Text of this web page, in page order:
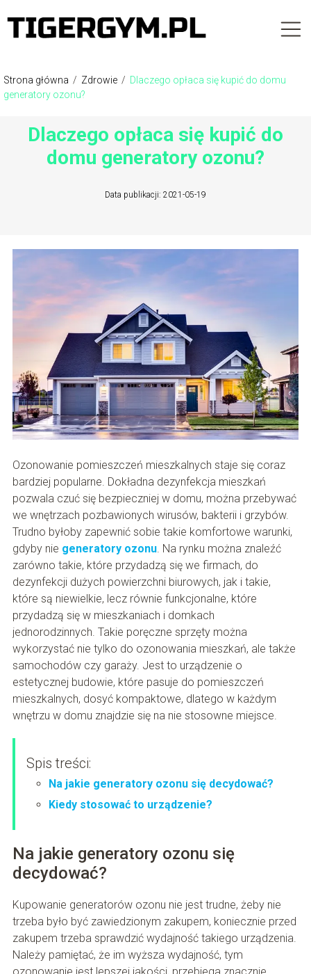
Strona główna / Zdrowie / Dlaczego opłaca się kupić do domu
generatory ozonu?
Dlaczego opłaca się kupić do
domu generatory ozonu?
Data publikacji: 2021-05-19
Ozonowanie pomieszczeń mieszkalnych staje się coraz
bardziej popularne. Dokładna dezynfekcja mieszkań
pozwala czuć się bezpieczniej w domu, można przebywać
we wnętrzach pozbawionych wirusów, bakterii i grzybów.
Trudno byłoby zapewnić sobie takie komfortowe warunki,
gdyby nie generatory ozonu. Na rynku można znaleźć
zarówno takie, które przydadzą się we firmach, do
dezynfekcji dużych powierzchni biurowych, jak i takie,
które są niewielkie, lecz równie funkcjonalne, które
przydadzą się w mieszkaniach i domkach
jednorodzinnych. Takie poręczne sprzęty można
wykorzystać nie tylko do ozonowania mieszkań, ale także
samochodów czy garaży. Jest to urządzenie o
estetycznej budowie, które pasuje do pomieszczeń
mieszkalnych, dosyć kompaktowe, dlatego w każdym
wnętrzu w domu znajdzie się na nie stosowne miejsce.
Spis treści:
Na jakie generatory ozonu się decydować?
Kiedy stosować to urządzenie?
Na jakie generatory ozonu się
decydować?
Kupowanie generatorów ozonu nie jest trudne, żeby nie
trzeba było być zawiedzionym zakupem, koniecznie przed
zakupem trzeba sprawdzić wydajność takiego urządzenia.
Należy pamiętać, że im wyższa wydajność, tym